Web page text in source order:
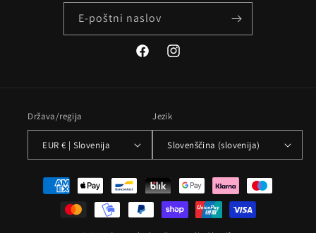
E-poštni naslov
FacebookInstagram
Država/regija
EUR € | Slovenija
Jezik
Slovenščina (slovenija)
Načini
plačila